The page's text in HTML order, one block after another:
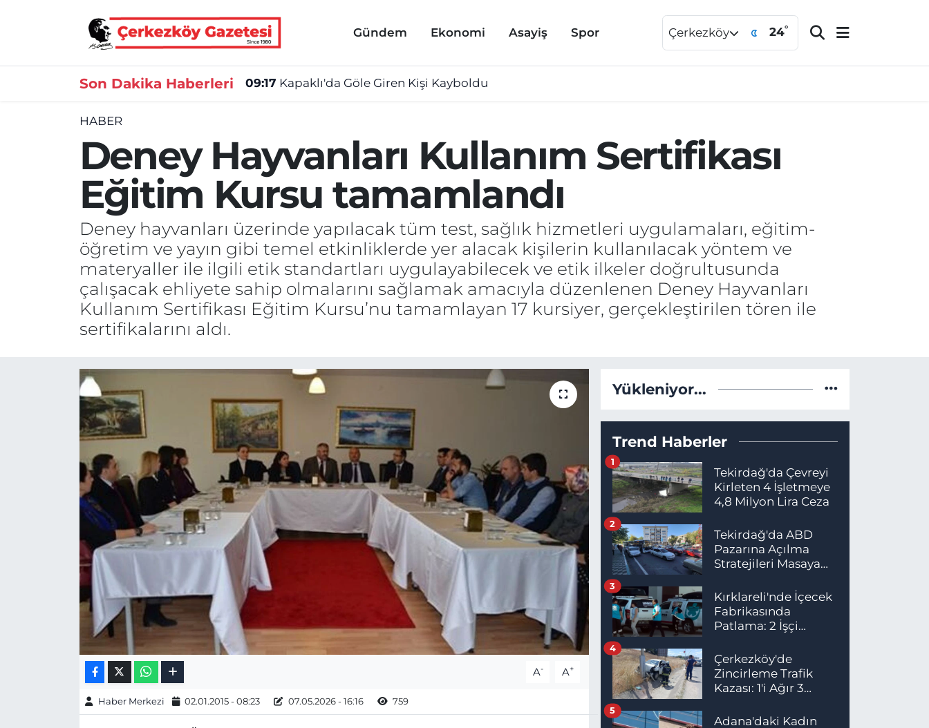
Gündem Ekonomi Asayiş Spor Çerkezköy 24°
Son Dakika Haberleri 09:17 Kapaklı'da Göle Giren Kişi Kayboldu
HABER
Deney Hayvanları Kullanım Sertifikası
Eğitim Kursu tamamlandı
Deney hayvanları üzerinde yapılacak tüm test, sağlık hizmetleri uygulamaları, eğitim-
öğretim ve yayın gibi temel etkinliklerde yer alacak kişilerin kullanılacak yöntem ve
materyaller ile ilgili etik standartları uygulayabilecek ve etik ilkeler doğrultusunda
çalışacak ehliyete sahip olmalarını sağlamak amacıyla düzenlenen Deney Hayvanları
Kullanım Sertifikası Eğitim Kursu’nu tamamlayan 17 kursiyer, gerçekleştirilen tören ile
sertifikalarını aldı.
A- A+
Haber Merkezi 02.01.2015 - 08:23 07.05.2026 - 16:16 759
Yükleniyor...
Trend Haberler
Tekirdağ'da Çevreyi
Kirleten 4 İşletmeye
4,8 Milyon Lira Ceza
1
Tekirdağ'da ABD
Pazarına Açılma
Stratejileri Masaya
2
Kırklareli'nde İçecek
Fabrikasında
Patlama: 2 İşçi
3
Çerkezköy'de
Zincirleme Trafik
Kazası: 1'i Ağır 3
4
Adana'daki Kadın
5
Ekonomi
Gündem
Kültür&Sanat
SAĞLIK
Gizlilik Sözleşmesi
İletişim
Künye
Topluluk Kuralları
Yayın İlkeleri
Tekirdağ Nöbetçi Eczaneler
Tekirdağ Hava Durumu
Tekirdağ Namaz Vakitleri
Tekirdağ Trafik Yoğunluk Haritası
Süper Lig Puan Durumu ve Fikstür
Tüm Manşetler
Son Dakika Haberleri
Haber Arşivi